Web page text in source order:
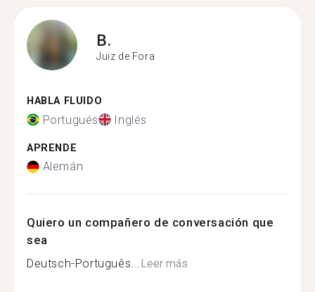
B.
Juiz de Fora
HABLA FLUIDO
Portugués Inglés
APRENDE
Alemán
Quiero un compañero de conversación que
sea
Deutsch-Português...Leer más